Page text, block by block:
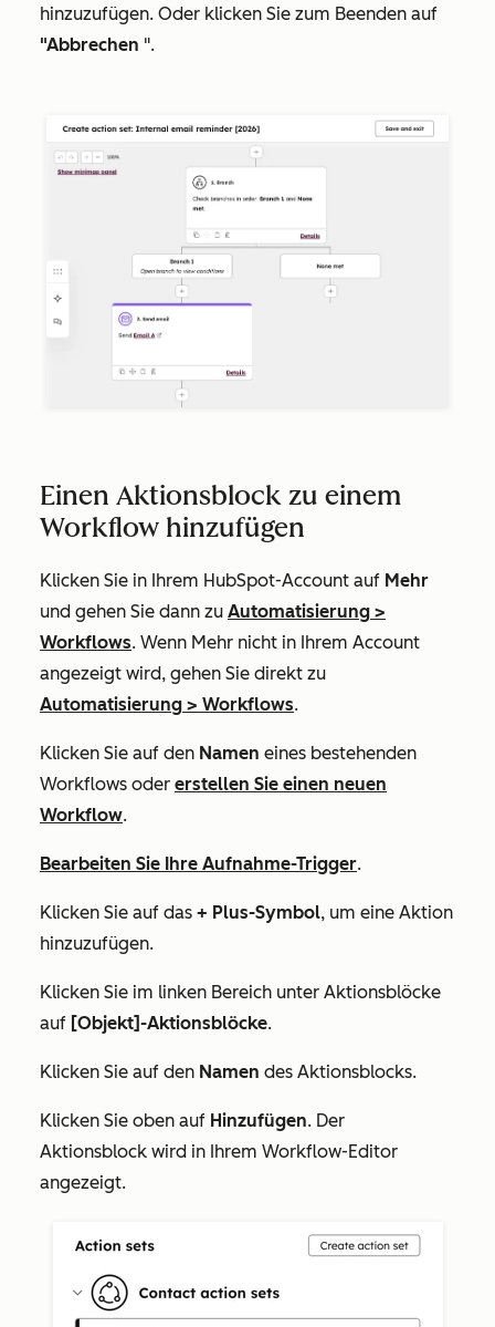
hinzuzufügen. Oder klicken Sie zum Beenden auf
"Abbrechen ".
Einen Aktionsblock zu einem
Workflow hinzufügen
Klicken Sie in Ihrem HubSpot-Account auf Mehr
und gehen Sie dann zu Automatisierung >
Workflows. Wenn Mehr nicht in Ihrem Account
angezeigt wird, gehen Sie direkt zu
Automatisierung > Workflows.
Klicken Sie auf den Namen eines bestehenden
Workflows oder erstellen Sie einen neuen
Workflow.
Bearbeiten Sie Ihre Aufnahme-Trigger.
Klicken Sie auf das + Plus-Symbol, um eine Aktion
hinzuzufügen.
Klicken Sie im linken Bereich unter Aktionsblöcke
auf [Objekt]-Aktionsblöcke.
Klicken Sie auf den Namen des Aktionsblocks.
Klicken Sie oben auf Hinzufügen. Der
Aktionsblock wird in Ihrem Workflow-Editor
angezeigt.